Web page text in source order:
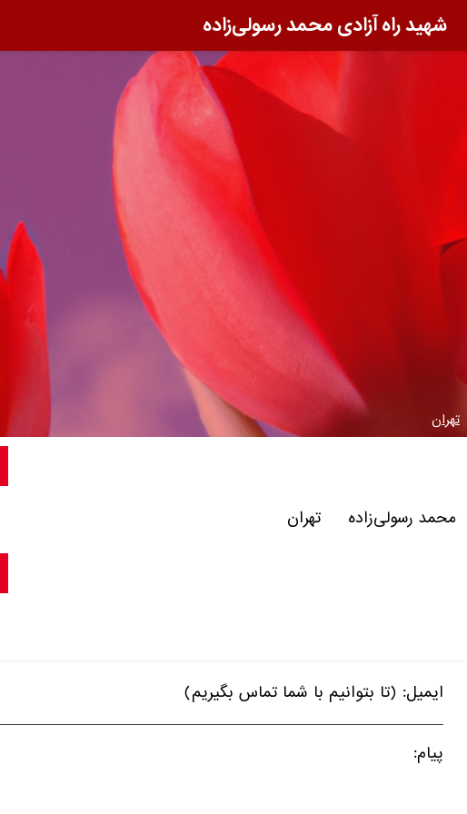
شهید راه آزادی محمد رسولی‌زاده
تهران
محمد رسولی‌زاده تهران
ایمیل: (تا بتوانیم با شما تماس بگیریم)
پیام: